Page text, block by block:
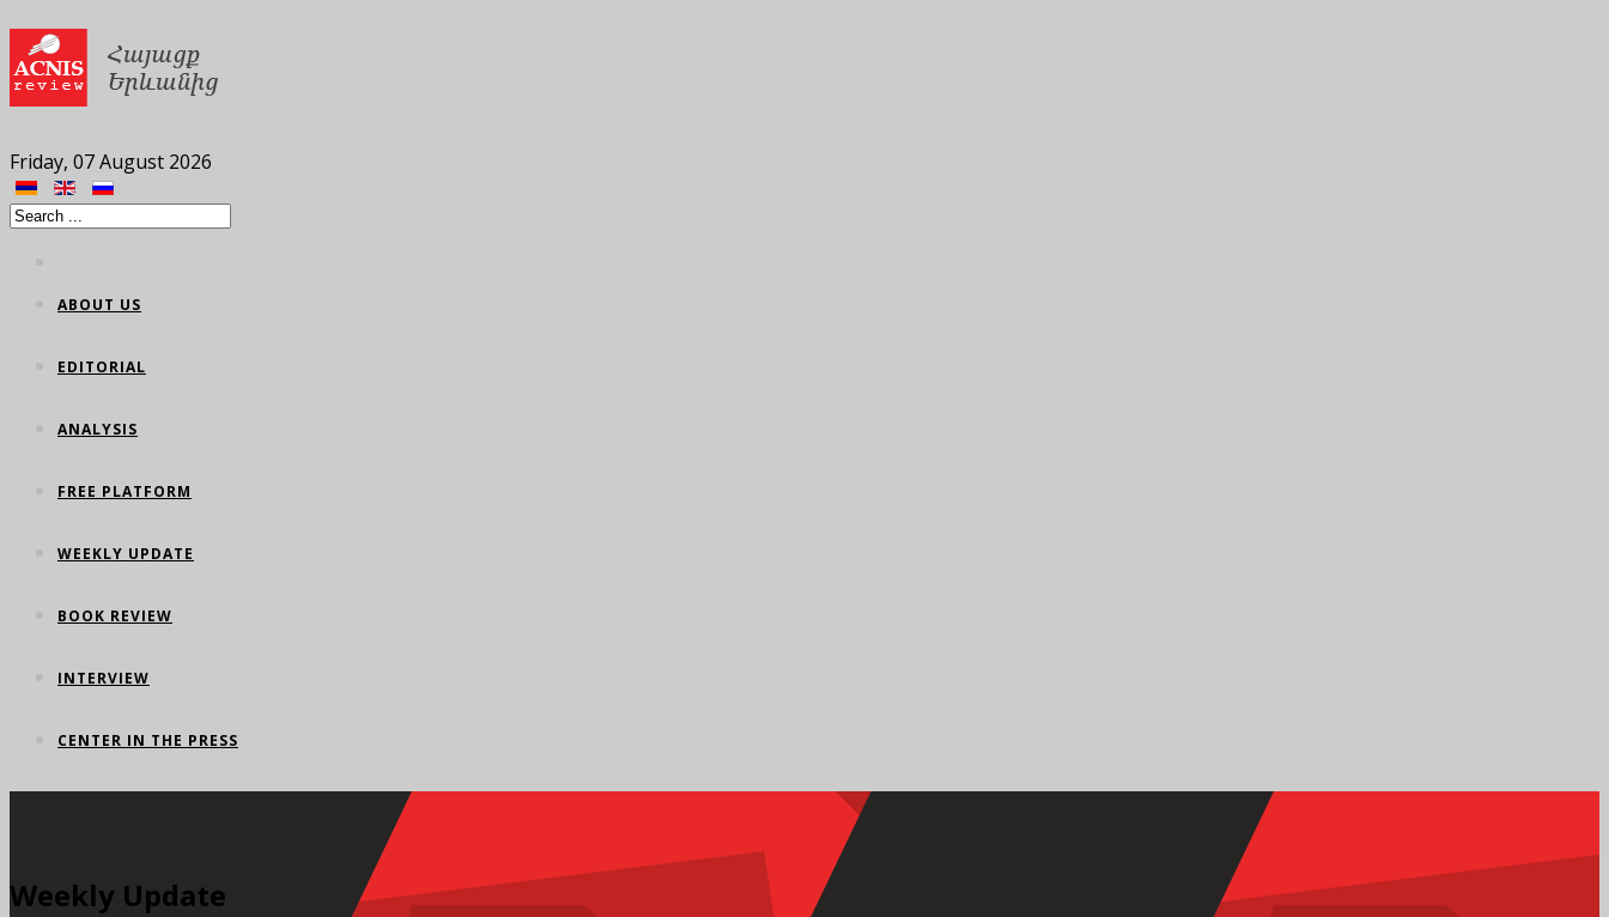
Friday, 07 August 2026
ABOUT US
EDITORIAL
ANALYSIS
FREE PLATFORM
WEEKLY UPDATE
BOOK REVIEW
INTERVIEW
CENTER IN THE PRESS
Weekly Update